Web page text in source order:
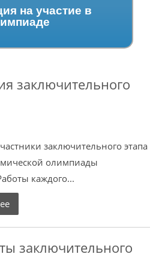
на участие в
заключительного
заключительного этапа
олимпиады
каждого...
заключительного